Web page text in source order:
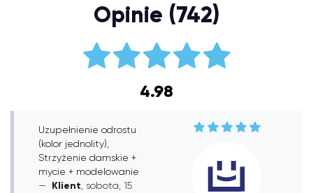
Opinie (742)
4.98
Uzupełnienie odrostu
(kolor jednolity),
Strzyżenie damskie +
mycie + modelowanie
Klient , sobota, 15